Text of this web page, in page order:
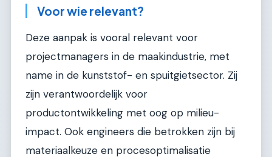
Voor wie relevant?
Deze aanpak is vooral relevant voor
projectmanagers in de maakindustrie, met
name in de kunststof- en spuitgietsector. Zij
zijn verantwoordelijk voor
productontwikkeling met oog op milieu-
impact. Ook engineers die betrokken zijn bij
materiaalkeuze en procesoptimalisatie